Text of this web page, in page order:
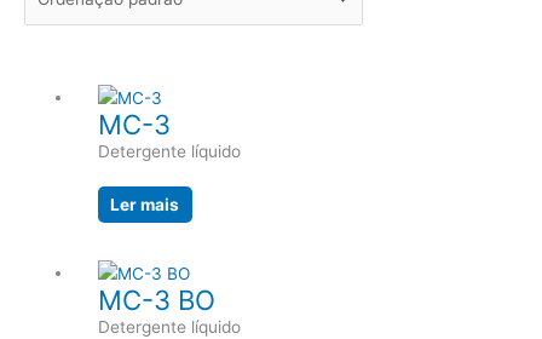
MC-3
Detergente líquido
Ler mais
MC-3 BO
Detergente líquido